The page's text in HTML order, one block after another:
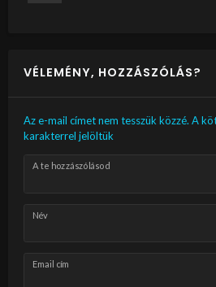
VÉLEMÉNY, HOZZÁSZÓLÁS?
Az e-mail címet nem tesszük közzé. A
karakterrel jelöltük
A te hozzászólásod
Név
Email cím